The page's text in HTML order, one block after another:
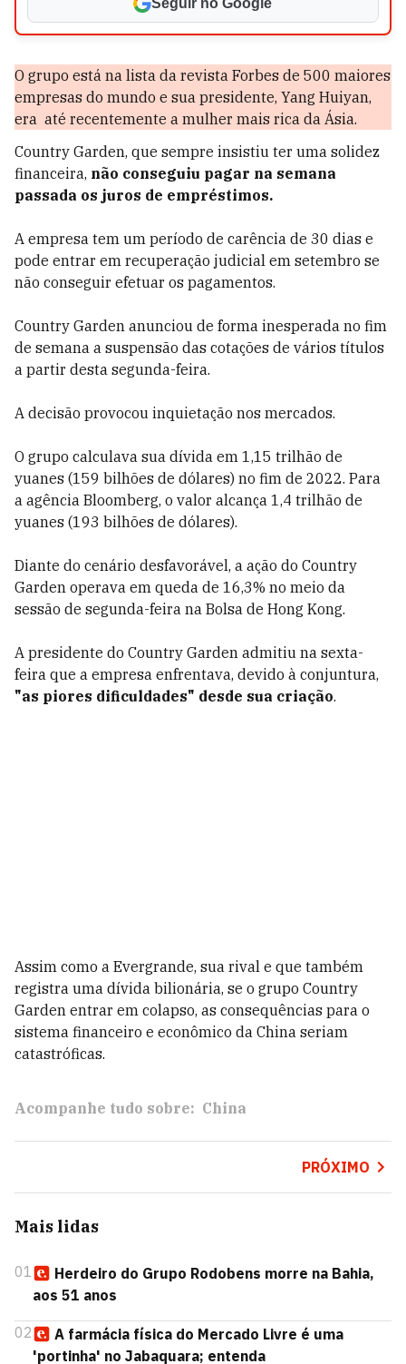
Seguir no Google
O grupo está na lista da revista Forbes de 500 maiores
empresas do mundo e sua presidente, Yang Huiyan,
era até recentemente a mulher mais rica da Ásia.
Country Garden, que sempre insistiu ter uma solidez
financeira, não conseguiu pagar na semana
passada os juros de empréstimos.
A empresa tem um período de carência de 30 dias e
pode entrar em recuperação judicial em setembro se
não conseguir efetuar os pagamentos.
Country Garden anunciou de forma inesperada no fim
de semana a suspensão das cotações de vários títulos
a partir desta segunda-feira.
A decisão provocou inquietação nos mercados.
O grupo calculava sua dívida em 1,15 trilhão de
yuanes (159 bilhões de dólares) no fim de 2022. Para
a agência Bloomberg, o valor alcança 1,4 trilhão de
yuanes (193 bilhões de dólares).
Diante do cenário desfavorável, a ação do Country
Garden operava em queda de 16,3% no meio da
sessão de segunda-feira na Bolsa de Hong Kong.
A presidente do Country Garden admitiu na sexta-
feira que a empresa enfrentava, devido à conjuntura,
"as piores dificuldades" desde sua criação.
Assim como a Evergrande, sua rival e que também
registra uma dívida bilionária, se o grupo Country
Garden entrar em colapso, as consequências para o
sistema financeiro e econômico da China seriam
catastróficas.
Acompanhe tudo sobre: China
PRÓXIMO
Mais lidas
01
Herdeiro do Grupo Rodobens morre na Bahia,
aos 51 anos
02
A farmácia física do Mercado Livre é uma
'portinha' no Jabaquara; entenda